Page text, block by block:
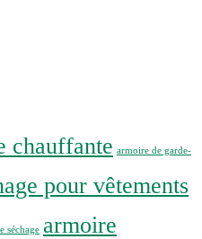
chauffante armoire de garde-
pour vêtements
séchage armoire